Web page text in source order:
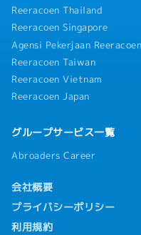
Reeracoen Thailand
Reeracoen Singapore
Agensi Pekerjaan
Reeracoen Taiwan
Reeracoen Vietnam
Reeracoen Japan
グループサービス一覧
Abroaders Career
会社概要
プライバシーポリシー
利用規約